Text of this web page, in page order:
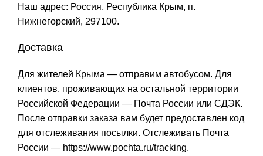
Наш адрес: Россия, Республика Крым, п.
Нижнегорский, 297100.
Доставка
Для жителей Крыма — отправим автобусом. Для
клиентов, проживающих на остальной территории
Российской Федерации — Почта России или СДЭК.
После отправки заказа вам будет предоставлен код
для отслеживания посылки. Отслеживать Почта
России — https://www.pochta.ru/tracking.